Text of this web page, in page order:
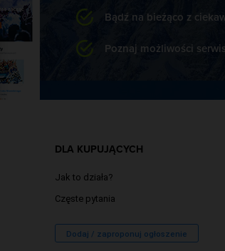
Bądź na bieżąco z
Poznaj możliwości
DLA KUPUJĄCYCH
Jak to działa?
Częste pytania
Dodaj / zaproponuj ogłoszenie